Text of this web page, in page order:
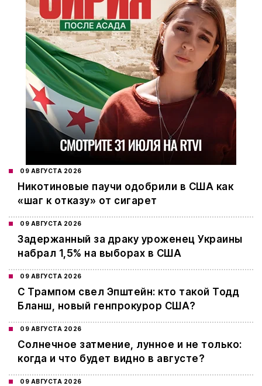
09 АВГУСТА 2026
Никотиновые паучи одобрили в США как
«шаг к отказу» от сигарет
09 АВГУСТА 2026
Задержанный за драку уроженец Украины
набрал 1,5% на выборах в США
09 АВГУСТА 2026
С Трампом свел Эпштейн: кто такой Тодд
Бланш, новый генпрокурор США?
09 АВГУСТА 2026
Cолнечное затмение, лунное и не только:
когда и что будет видно в августе?
09 АВГУСТА 2026